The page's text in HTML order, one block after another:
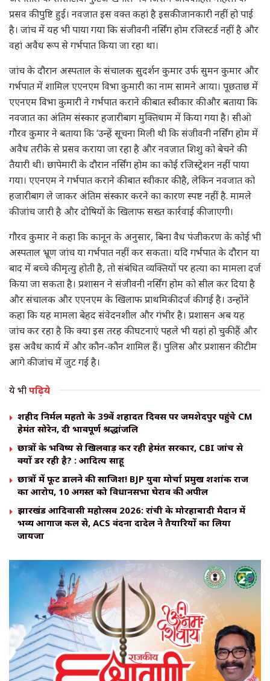
प्रसव की पुष्टि हुई। नवजात इस वक्त कहां है इसकी जानकारी नहीं हो पाई
है। जांच में यह भी पाया गया कि संजीवनी नर्सिंग होम रजिस्टर्ड नहीं है और
वहां अवैध रूप से गर्भपात किया जा रहा था।
जांच के दौरान अस्पताल के संचालक सुदर्शन कुमार उर्फ सुमन कुमार और
गर्भपात में शामिल एएनएम विभा कुमारी का नाम सामने आया। पूछताछ में
एएनएम विभा कुमारी ने गर्भपात कराने की बात स्वीकार की और बताया कि
नवजात का अंतिम संस्कार हजारीबाग मुक्तिधाम में किया गया है। सीओ
गौरव कुमार ने बताया कि ‘उन्हें सूचना मिली थी कि संजीवनी नर्सिंग होम में
अवैध तरीके से प्रसव कराया जा रहा है और नवजात शिशु को बेचने की
तैयारी थी। छापेमारी के दौरान नर्सिंग होम का कोई रजिस्ट्रेशन नहीं पाया
गया। एएनएम ने गर्भपात कराने की बात स्वीकार की है, लेकिन नवजात को
हजारीबाग ले जाकर अंतिम संस्कार करने का कारण स्पष्ट नहीं है. मामले
की जांच जारी है और दोषियों के खिलाफ सख्त कार्रवाई की जाएगी।
गौरव कुमार ने कहा कि कानून के अनुसार, बिना वैध पंजीकरण के कोई भी
अस्पताल भ्रूण जांच या गर्भपात नहीं कर सकता। यदि गर्भपात के दौरान या
बाद में बच्चे की मृत्यु होती है, तो संबंधित व्यक्तियों पर हत्या का मामला दर्ज
किया जा सकता है। प्रशासन ने संजीवनी नर्सिंग होम को सील कर दिया है
और संचालक और एएनएम के खिलाफ प्राथमिकी दर्ज की गई है। उन्होंने
कहा कि यह मामला बेहद संवेदनशील और गंभीर है। प्रशासन अब यह
जांच कर रहा है कि क्या इस तरह की घटनाएं पहले भी यहां हो चुकी हैं और
इस अवैध कार्य में और कौन-कौन शामिल हैं। पुलिस और प्रशासन की टीम
आगे की जांच में जुट गई है।
ये भीपढ़िये
शहीद निर्मल महतो के 39वें शहादत दिवस पर जमशेदपुर पहुंचे CM
हेमंत सोरेन, दी भावपूर्ण श्रद्धांजलि
छात्रों के भविष्य से खिलवाड़ कर रही हेमंत सरकार, CBI जांच से
क्यों डर रही है? : आदित्य साहू
छात्रों में फूट डालने की साजिश! BJP युवा मोर्चा प्रमुख शशांक राज
का आरोप, 10 अगस्त को विधानसभा घेराव की अपील
झारखंड आदिवासी महोत्सव 2026: रांची के मोरहाबादी मैदान में
भव्य आगाज कल से, ACS वंदना दादेल ने तैयारियों का लिया
जायजा